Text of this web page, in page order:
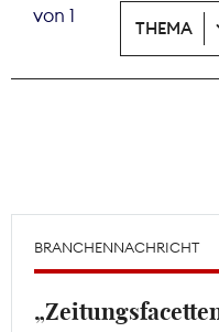
Mitgliederbereich
von 1
THEMA
BRANCHENNACHRICHT